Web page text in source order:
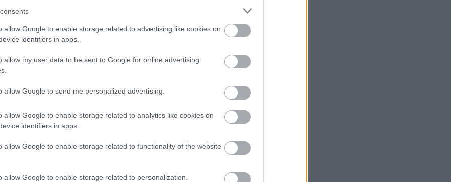
allow Google to enable storage related to advertising like cookies on
identifiers in apps.
allow my user data to be sent to Google for online advertising
allow Google to send me personalized advertising.
allow Google to enable storage related to analytics like cookies on
identifiers in apps.
allow Google to enable storage related to functionality of the website
allow Google to enable storage related to personalization.
Kívánom, hogy mindig olyan sok szeretetet
te adsz másoknak. Boldog névnapot!